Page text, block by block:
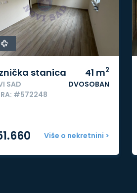
stanica
SAD
#572248
41 m2
DVOSOBAN
Više o nekretnini >